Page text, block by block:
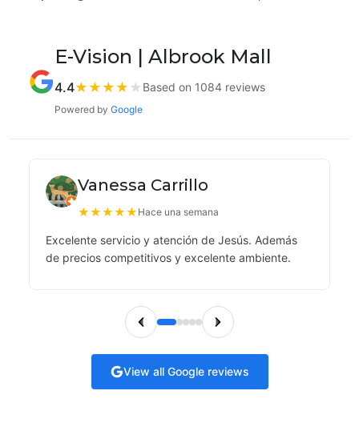
E-Vision | Albrook Mall
4.4★ ★ ★ ★ ★ Based on 1084 reviews
Powered by Google
Vanessa Carrillo
★★★★★ Hace una semana
Excelente servicio y atención de Jesús. Además
de precios competitivos y excelente ambiente.
View all Google reviews